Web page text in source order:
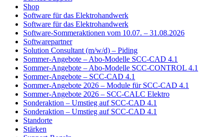
Shop
Software für das Elektrohandwerk
Software für das Elektrohandwerk
Software-Sommeraktionen vom 10.07. – 31.08.2026
Softwarepartner
Solution Consultant (m/w/d) – Piding
Sommer-Angebote – Abo-Modelle SCC-CAD 4.1
Sommer-Angebote – Abo-Modelle SCC-CONTROL 4.1
Sommer-Angebote – SCC-CAD 4.1
Sommer-Angebote 2026 – Module für SCC-CAD 4.1
Sommer-Angebote 2026 – SCC-CALC Elektro
Sonderaktion – Umstieg auf SCC-CAD 4.1
Sonderaktion – Umstieg auf SCC-CAD 4.1
Standorte
Stärken